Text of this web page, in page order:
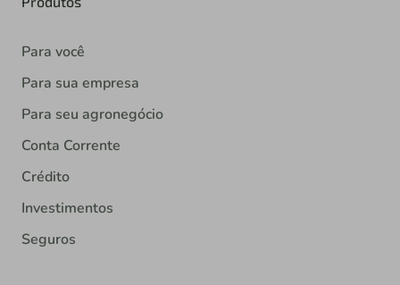
Para você
Para sua empresa
Para seu agronegócio
Conta Corrente
Crédito
Investimentos
Seguros